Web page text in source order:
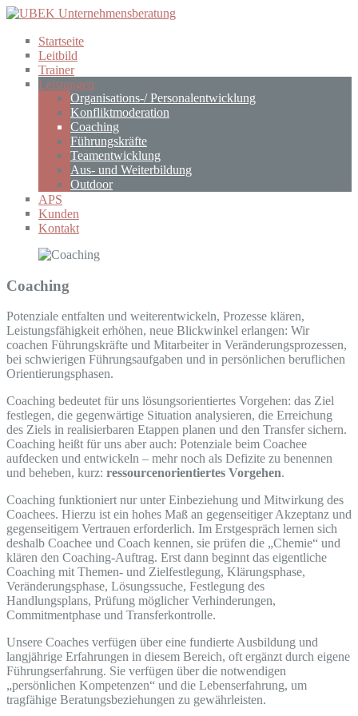
Startseite
Leitbild
Trainer
Leistungen
Organisations-/ Personalentwicklung
Konfliktmoderation
Coaching
Führungskräfte
Teamentwicklung
Aus- und Weiterbildung
Outdoor
APS
Kunden
Kontakt
Coaching
Potenziale entfalten und weiterentwickeln, Prozesse klären,
Leistungsfähigkeit erhöhen, neue Blickwinkel erlangen: Wir
coachen Führungskräfte und Mitarbeiter in Veränderungsprozessen,
bei schwierigen Führungsaufgaben und in persönlichen beruflichen
Orientierungsphasen.
Coaching bedeutet für uns lösungsorientiertes Vorgehen: das Ziel
festlegen, die gegenwärtige Situation analysieren, die Erreichung
des Ziels in realisierbaren Etappen planen und den Transfer sichern.
Coaching heißt für uns aber auch: Potenziale beim Coachee
aufdecken und entwickeln – mehr noch als Defizite zu benennen
und beheben, kurz: ressourcenorientiertes Vorgehen.
Coaching funktioniert nur unter Einbeziehung und Mitwirkung des
Coachees. Hierzu ist ein hohes Maß an gegenseitiger Akzeptanz und
gegenseitigem Vertrauen erforderlich. Im Erstgespräch lernen sich
deshalb Coachee und Coach kennen, sie prüfen die „Chemie“ und
klären den Coaching-Auftrag. Erst dann beginnt das eigentliche
Coaching mit Themen- und Zielfestlegung, Klärungsphase,
Veränderungsphase, Lösungssuche, Festlegung des
Handlungsplans, Prüfung möglicher Verhinderungen,
Commitmentphase und Transferkontrolle.
Unsere Coaches verfügen über eine fundierte Ausbildung und
langjährige Erfahrungen in diesem Bereich, oft ergänzt durch eigene
Führungserfahrung. Sie verfügen über die notwendigen
„persönlichen Kompetenzen“ und die Lebenserfahrung, um
tragfähige Beratungsbeziehungen zu gewährleisten.